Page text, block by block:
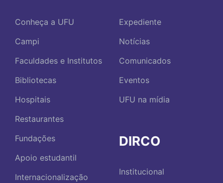
Conheça a UFU
Campi
Faculdades e Institutos
Bibliotecas
Hospitais
Restaurantes
Fundações
Apoio estudantil
Internacionalização
Expediente
Notícias
Comunicados
Eventos
UFU na mídia
DIRCO
Institucional